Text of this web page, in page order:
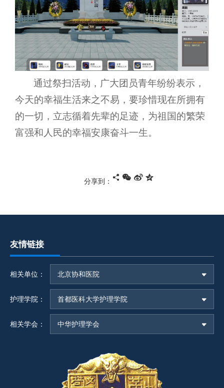
通过祭扫活动，广大团员青年纷纷表示，
今天的幸福生活来之不易，要珍惜现在所拥有
的一切，立志循着先辈的足迹，为祖国的繁荣
富强和人民的幸福安康奋斗一生。
分享到：
友情链接
相关单位： 北京协和医院
护理学院： 首都医科大学护理学院
相关学会： 中华护理学会